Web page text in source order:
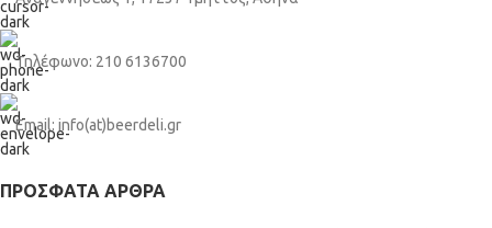
Τηλέφωνο: 210 6136700
Email: info(at)beerdeli.gr
ΠΡΌΣΦΑΤΑ ΆΡΘΡΑ